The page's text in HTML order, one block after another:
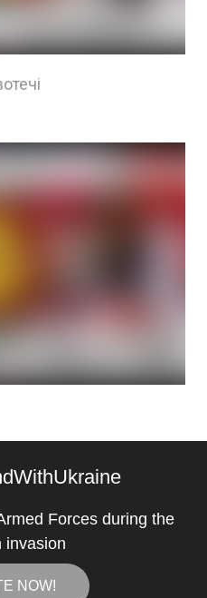
Forces during the
invasion
NOW!